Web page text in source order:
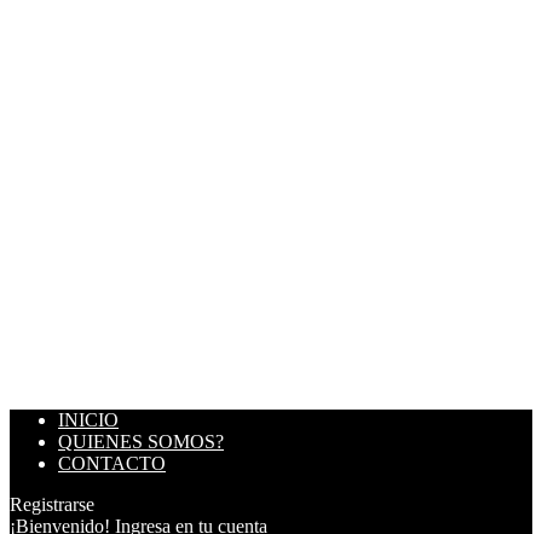
INICIO
QUIENES SOMOS?
CONTACTO
Registrarse
¡Bienvenido! Ingresa en tu cuenta